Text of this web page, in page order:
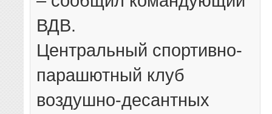
ВДВ.
Центральный спортивно-
парашютный клуб
воздушно-десантных